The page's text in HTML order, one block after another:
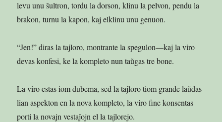
levu unu ŝultron, tordu la dorson, klinu la pelvon, pendu la
brakon, turnu la kapon, kaj elklinu unu genuon.
“Jen!” diras la tajloro, montrante la spegulon—kaj la viro
devas konfesi, ke la kompleto nun taŭgas tre bone.
La viro estas iom dubema, sed la tajloro tiom grande laŭdas
lian aspekton en la nova kompleto, la viro fine konsentas
porti la novajn vestaĵojn el la tajlorejo.